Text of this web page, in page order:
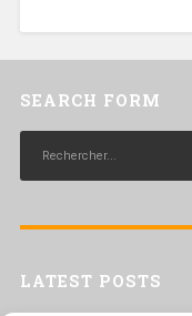
SEARCH FORM
LATEST POSTS